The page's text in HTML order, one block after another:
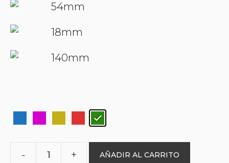
54mm
18mm
140mm
AÑADIR AL CARRITO